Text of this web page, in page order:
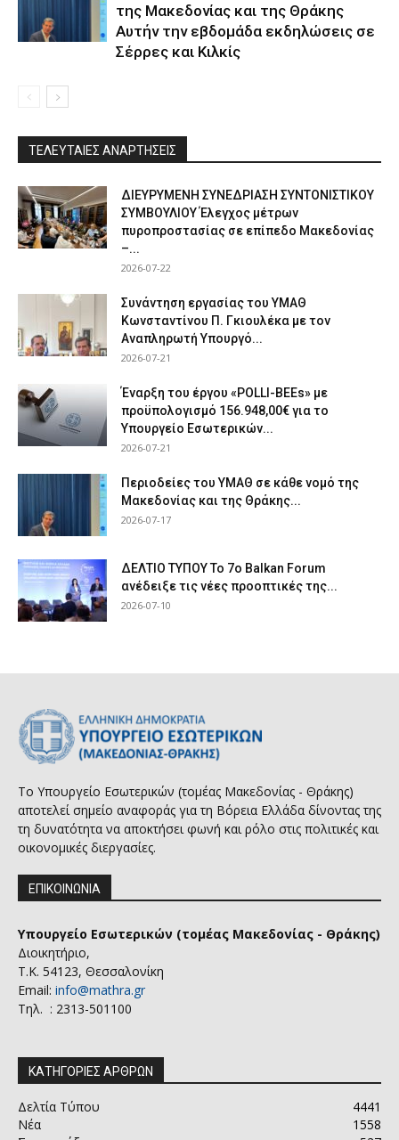
της Μακεδονίας και της Θράκης
Αυτήν την εβδομάδα εκδηλώσεις σε
Σέρρες και Κιλκίς
ΤΕΛΕΥΤΑΙΕΣ ΑΝΑΡΤΗΣΕΙΣ
ΔΙΕΥΡΥΜΕΝΗ ΣΥΝΕΔΡΙΑΣΗ ΣΥΝΤΟΝΙΣΤΙΚΟΥ
ΣΥΜΒΟΥΛΙΟΥ Έλεγχος μέτρων
πυροπροστασίας σε επίπεδο Μακεδονίας
–...
2026-07-22
Συνάντηση εργασίας του ΥΜΑΘ
Κωνσταντίνου Π. Γκιουλέκα με τον
Αναπληρωτή Υπουργό...
2026-07-21
Έναρξη του έργου «POLLI-BEEs» με
προϋπολογισμό 156.948,00€ για το
Υπουργείο Εσωτερικών...
2026-07-21
Περιοδείες του ΥΜΑΘ σε κάθε νομό της
Μακεδονίας και της Θράκης...
2026-07-17
ΔΕΛΤΙΟ ΤΥΠΟΥ Το 7ο Balkan Forum
ανέδειξε τις νέες προοπτικές της...
2026-07-10
Το Υπουργείο Εσωτερικών (τομέας Μακεδονίας - Θράκης)
αποτελεί σημείο αναφοράς για τη Βόρεια Ελλάδα δίνοντας της
τη δυνατότητα να αποκτήσει φωνή και ρόλο στις πολιτικές και
οικονομικές διεργασίες.
ΕΠΙΚΟΙΝΩΝΙΑ
Υπουργείο Εσωτερικών (τομέας Μακεδονίας - Θράκης)
Διοικητήριο,
Τ.Κ. 54123, Θεσσαλονίκη
Email: info@mathra.gr
Τηλ. : 2313-501100
ΚΑΤΗΓΟΡΙΕΣ ΑΡΘΡΩΝ
Δελτία Τύπου
4441
Νέα
1558